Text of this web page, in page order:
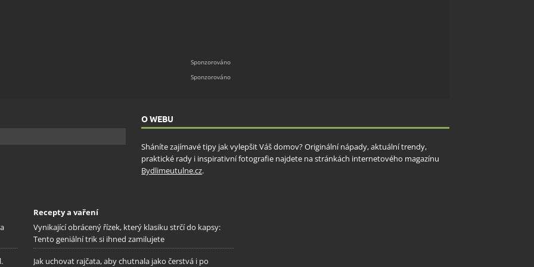
O WEBU
Sháníte zajímavé tipy jak vylepšit Váš domov? Originální nápady, aktuální trendy,
praktické rady i inspirativní fotografie najdete na stránkách internetového magazínu
Bydlimeutulne.cz.
Recepty a vaření
Vynikající obrácený řízek, který klasiku strčí do kapsy:
Tento geniální trik si ihned zamilujete
Jak uchovat rajčata, aby chutnala jako čerstvá i po